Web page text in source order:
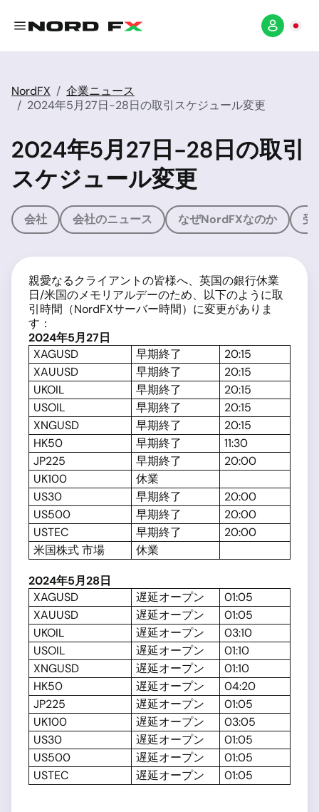
NordFX
企業ニュース
2024年5月27日-28日の取引スケジュール変更
2024年5月27日-28日の取引
スケジュール変更
会社 会社のニュース なぜNordFXなのか 受
親愛なるクライアントの皆様へ、英国の銀行休業
日/米国のメモリアルデーのため、以下のように取
引時間（NordFXサーバー時間）に変更がありま
す：
2024年5月27日
XAGUSD
早期終了
20:15
XAUUSD
早期終了
20:15
UKOIL
早期終了
20:15
USOIL
早期終了
20:15
XNGUSD
早期終了
20:15
HK50
早期終了
11:30
JP225
早期終了
20:00
UK100
休業
US30
早期終了
20:00
US500
早期終了
20:00
USTEC
早期終了
20:00
米国株式 市場
休業
2024年5月28日
XAGUSD
遅延オープン
01:05
XAUUSD
遅延オープン
01:05
UKOIL
遅延オープン
03:10
USOIL
遅延オープン
01:10
XNGUSD
遅延オープン
01:10
HK50
遅延オープン
04:20
JP225
遅延オープン
01:05
UK100
遅延オープン
03:05
US30
遅延オープン
01:05
US500
遅延オープン
01:05
USTEC
遅延オープン 01:05